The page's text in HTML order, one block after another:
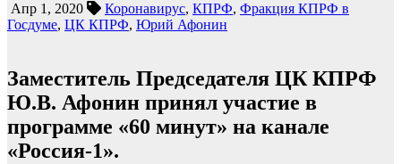
Апр 1, 2020 Коронавирус, КПРФ, Фракция КПРФ в
Госдуме, ЦК КПРФ, Юрий Афонин
Заместитель Председателя ЦК КПРФ
Ю.В. Афонин принял участие в
программе «60 минут» на канале
«Россия-1».